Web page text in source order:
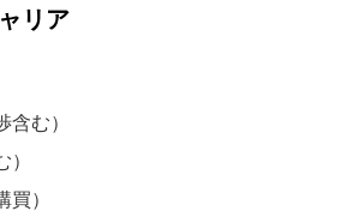
リア
含む）
）
買）